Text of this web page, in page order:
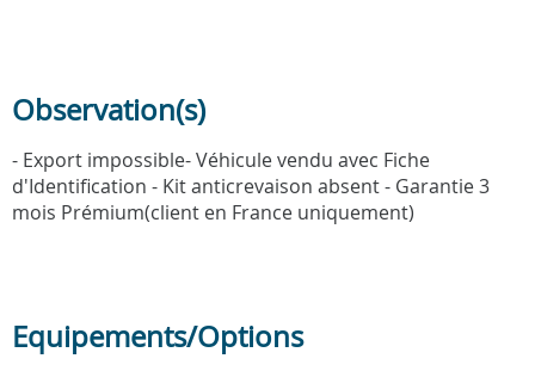
Observation(s)
- Export impossible- Véhicule vendu avec Fiche
d'Identification - Kit anticrevaison absent - Garantie 3
mois Prémium(client en France uniquement)
Equipements/Options